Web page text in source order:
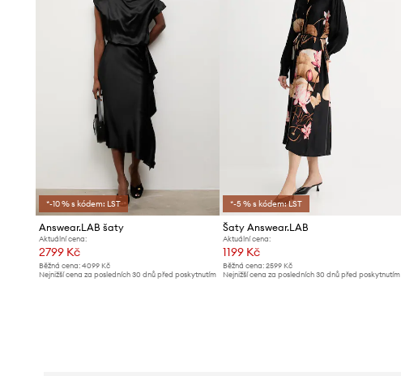
*-10 % s kódem: LST
Answear.LAB šaty
Aktuální cena:
2799 Kč
Běžná cena: 4099 Kč
Nejnižší cena za posledních 30 dnů před poskytnutím
*-5 % s kódem: LST
Šaty Answear.LAB
Aktuální cena:
1199 Kč
Běžná cena:2599 Kč
Nejnižší cena za posledních 30 dnů před poskytnutím